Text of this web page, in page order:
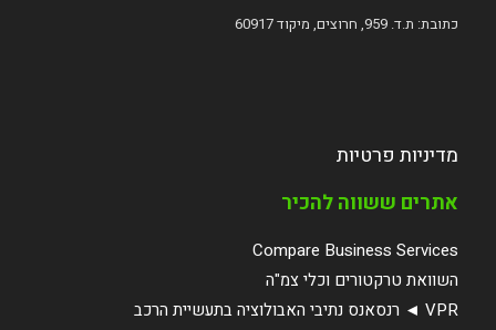
כתובת: ת.ד. 959, חרוצים, מיקוד 60917
מדיניות פרטיות
אתרים ששווה להכיר
Compare Business Services
השוואת טרקטורים וכלי צמ"ה
VPR ◄ רנסאנס נתיבי האבולוציה בתעשיית הרכב